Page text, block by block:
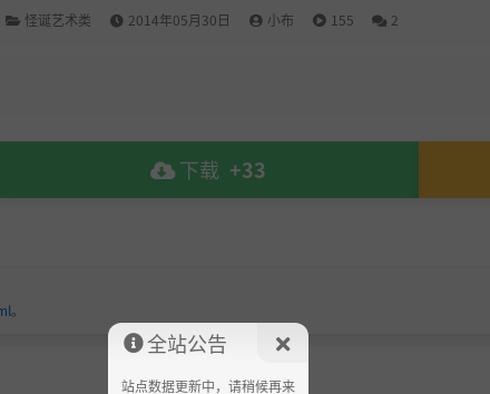
怪诞艺术类 2014年05月30日 小布 155 2
下载 +33
。
全站公告
站点数据更新中，请稍候再来